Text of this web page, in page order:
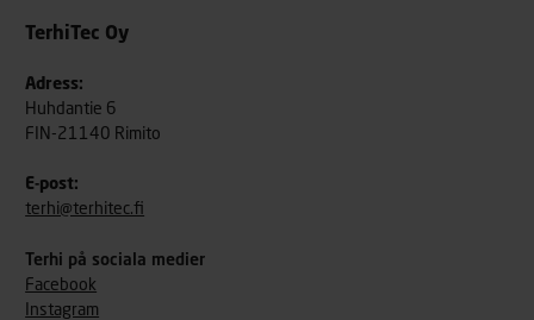
TerhiTec Oy
Adress:
Huhdantie 6
FIN-21140 Rimito
E-post:
terhi@terhitec.fi
Terhi på sociala medier
Facebook
Instagram